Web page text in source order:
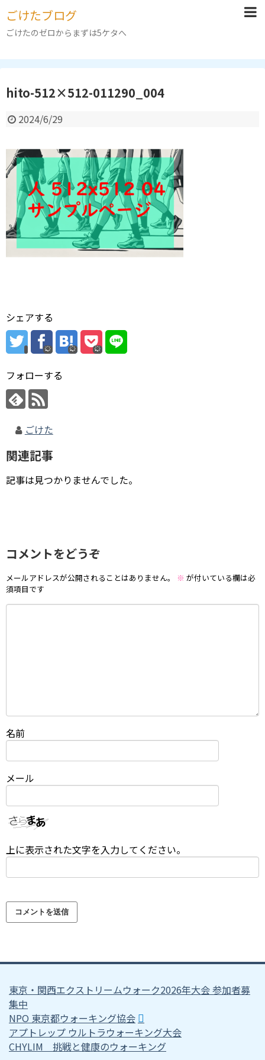
ごけたブログ
ごけたのゼロからまずは5ケタへ
hito-512×512-011290_004
2024/6/29
シェアする
フォローする
ごけた
関連記事
記事は見つかりませんでした。
コメントをどうぞ
メールアドレスが公開されることはありません。 ※ が付いている欄は必
須項目です
名前
メール
上に表示された文字を入力してください。
東京・関西エクストリームウォーク2026年大会 参加者募
集中
NPO 東京都ウォーキング協会
アプトレップ ウルトラウォーキング大会
CHYLIM 挑戦と健康のウォーキング